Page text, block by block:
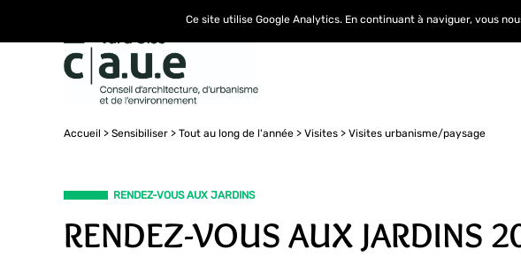
Accueil Sensibiliser Tout au long de l'année Visites Visites urbanisme/paysage
RENDEZ-VOUS AUX JARDINS
RENDEZ-VOUS AUX JARDINS
Ce site utilise Google Analytics. En continuant à naviguer, vous